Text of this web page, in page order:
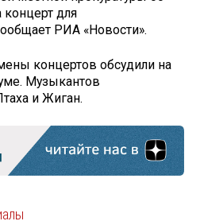
концерт для
РИА «Новости».
концертов обсудили на
Музыкантов
и Жиган.